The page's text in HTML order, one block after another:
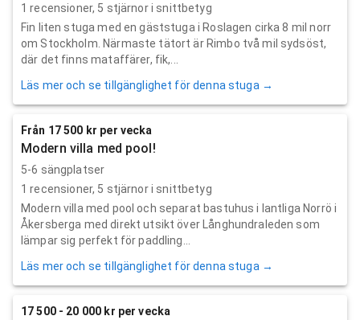
1 recensioner, 5 stjärnor i snittbetyg
Fin liten stuga med en gäststuga i Roslagen cirka 8 mil norr
om Stockholm. Närmaste tätort är Rimbo två mil sydsöst,
där det finns mataffärer, fik,...
Läs mer och se tillgänglighet för denna stuga →
Från 17 500 kr per vecka
Modern villa med pool!
5-6 sängplatser
1 recensioner, 5 stjärnor i snittbetyg
Modern villa med pool och separat bastuhus i lantliga Norrö i
Åkersberga med direkt utsikt över Långhundraleden som
lämpar sig perfekt för paddling...
Läs mer och se tillgänglighet för denna stuga →
17 500 - 20 000 kr per vecka